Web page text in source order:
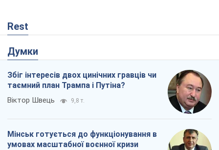
Rest
Думки
Збіг інтересів двох цинічних гравців чи
таємний план Трампа і Путіна?
Віктор Швець 9,8 т.
Мінськ готується до функціонування в
умовах масштабної воєнної кризи